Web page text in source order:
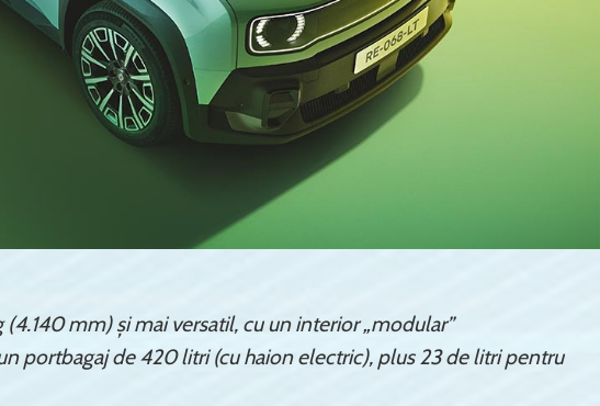
mm) și mai versatil, cu un interior „modular”
portbagaj de 420 litri (cu haion electric), plus 23 de litri pentru